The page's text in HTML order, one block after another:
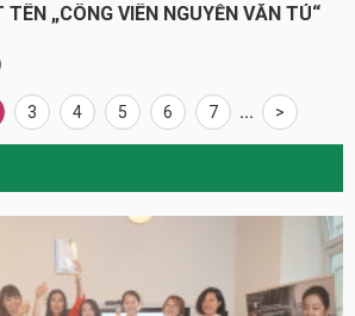
„CÔNG VIÊN NGUYỄN VĂN TÚ“
3 4 5 6 7 ... >